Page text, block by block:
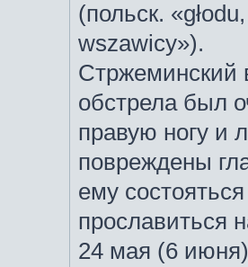
(польск.
wszawicy»).
Стржеминский
обстрела был
правую ногу и
повреждены
ему
прославиться
24 мая (6